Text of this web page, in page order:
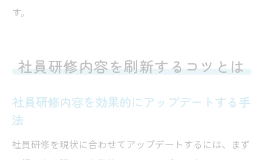
す。
社員研修内容を刷新するコツとは
社員研修内容を効果的にアップデートする手
法
社員研修を現状に合わせてアップデートするには、まず